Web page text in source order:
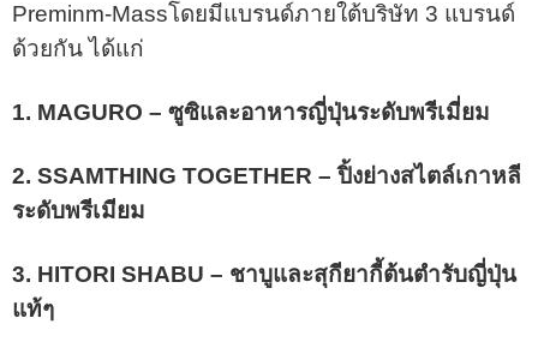
Preminm-Massโดยมีแบรนด์ภายใต้บริษัท 3 แบรนด์
ด้วยกัน ได้แก่
1. MAGURO – ซูซิและอาหารญี่ปุ่นระดับพรีเมี่ยม
2. SSAMTHING TOGETHER – ปิ้งย่างสไตล์เกาหลี
ระดับพรีเมียม
3. HITORI SHABU – ชาบูและสุกียากี้ต้นตำรับญี่ปุ่น
แท้ๆ